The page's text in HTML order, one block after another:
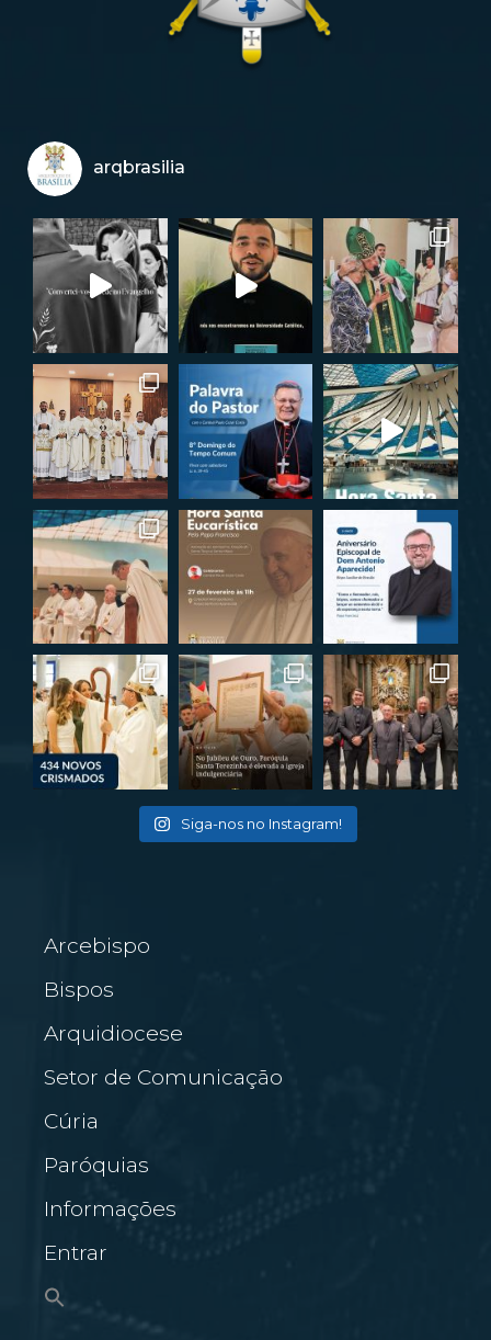
arqbrasilia
Siga-nos no Instagram!
Arcebispo
Bispos
Arquidiocese
Setor de Comunicação
Cúria
Paróquias
Informações
Entrar